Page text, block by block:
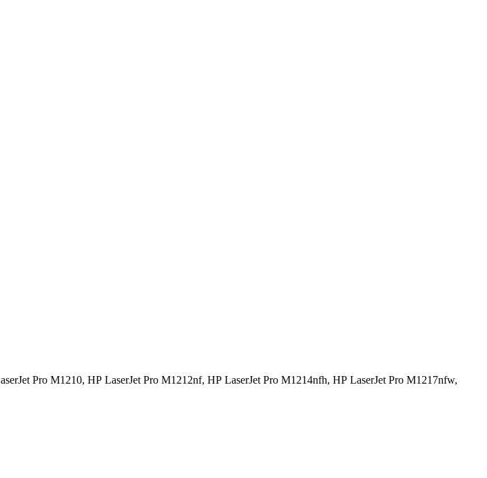
Pro M1210, HP LaserJet Pro M1212nf, HP LaserJet Pro M1214nfh, HP LaserJet Pro M1217nfw,